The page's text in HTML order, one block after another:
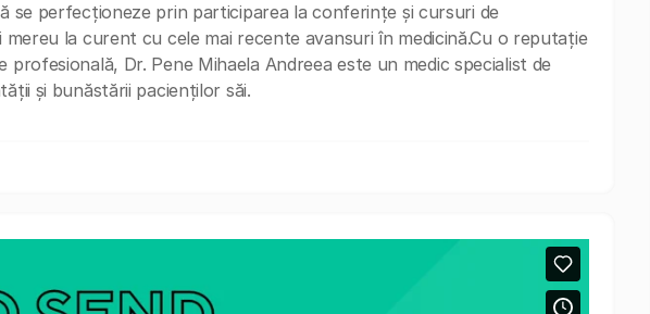
se perfecționeze prin participarea la conferințe și cursuri de
la curent cu cele mai recente avansuri în medicină.Cu o reputație
profesională, Dr. Pene Mihaela Andreea este un medic specialist de
și bunăstării pacienților săi.